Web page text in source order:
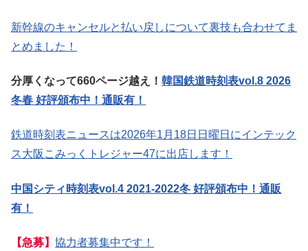
新幹線のキャンセルと払い戻しについて裏技も合わせてま
とめました！
分厚くなって660ページ越え！ 韓国鉄道時刻表vol.8 2026
冬春 好評頒布中！通販有！
鉄道時刻表ニュースは2026年1月18日日曜日にインテック
ス大阪こみっくトレジャー47に出店します！
中国シティ時刻表vol.4 2021-2022冬 好評頒布中！通販
有！
【急募】 協力者募集中です！